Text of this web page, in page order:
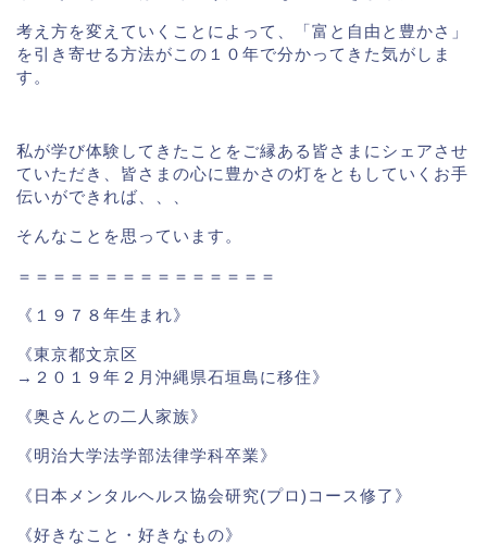
考え方を変えていくことによって、「富と自由と豊かさ」
を引き寄せる方法がこの１０年で分かってきた気がしま
す。
私が学び体験してきたことをご縁ある皆さまにシェアさせ
ていただき、皆さまの心に豊かさの灯をともしていくお手
伝いができれば、、、
そんなことを思っています。
＝＝＝＝＝＝＝＝＝＝＝＝＝＝＝
《１９７８年生まれ》
《東京都文京区
→２０１９年２月沖縄県石垣島に移住》
《奥さんとの二人家族》
《明治大学法学部法律学科卒業》
《日本メンタルヘルス協会研究(プロ)コース修了》
《好きなこと・好きなもの》